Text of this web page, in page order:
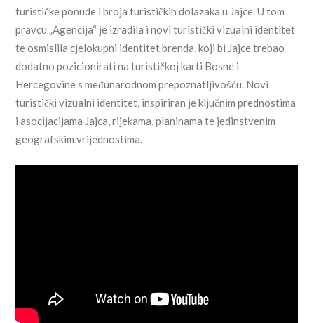
turističke ponude i broja turističkih dolazaka u Jajce. U tom
pravcu „Agencija“ je izradila i novi turistički vizualni identitet
te osmislila cjelokupni identitet brenda, koji bi Jajce trebao
dodatno pozicionirati na turističkoj karti Bosne i
Hercegovine s međunarodnom prepoznatljivošću. Novi
turistički vizualni identitet, inspiriran je ključnim prednostima
i asocijacijama Jajca, rijekama, planinama te jedinstvenim
geografskim vrijednostima.